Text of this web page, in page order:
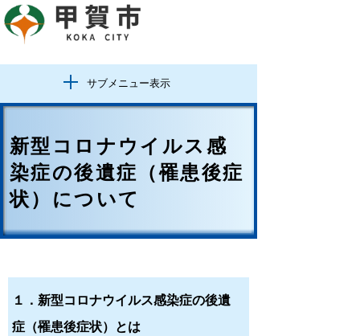
サブメニュー表示
新型コロナウイルス感
染症の後遺症（罹患後症
状）について
１．新型コロナウイルス感染症の後遺
症（罹患後症状）とは